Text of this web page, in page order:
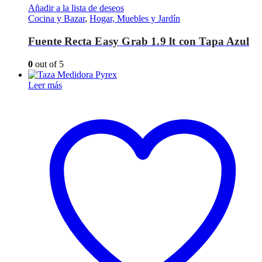
Añadir a la lista de deseos
Cocina y Bazar, Hogar, Muebles y Jardín
Fuente Recta Easy Grab 1.9 lt con Tapa Azul
0 out of 5
Leer más